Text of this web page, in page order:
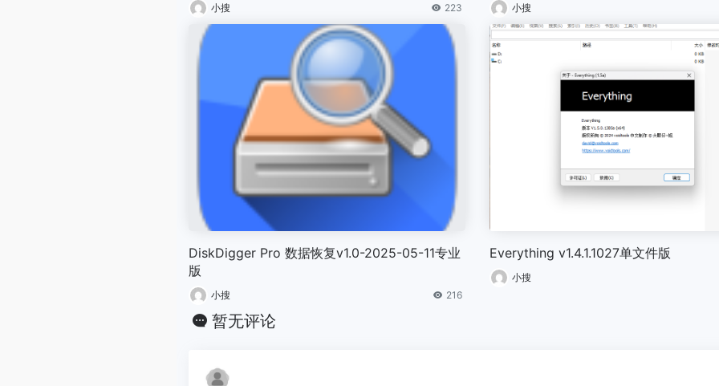
小搜 223 小搜
DiskDigger Pro 数据恢复v1.0-2025-05-11专业
版
小搜 216
Everything v1.4.1.1027单文件版
小搜
暂无评论